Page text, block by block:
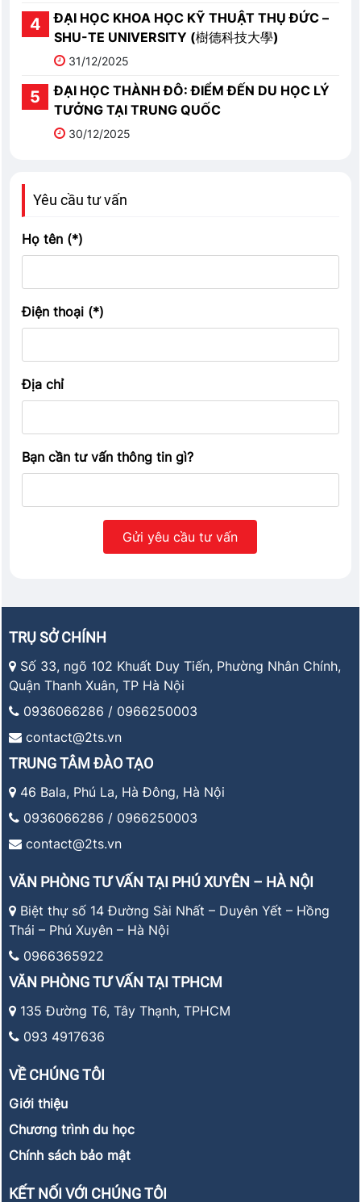
ĐẠI HỌC KHOA HỌC KỸ THUẬT THỤ ĐỨC –
SHU-TE UNIVERSITY (樹德科技大學)
31/12/2025
ĐẠI HỌC THÀNH ĐÔ: ĐIỂM ĐẾN DU HỌC LÝ
TƯỞNG TẠI TRUNG QUỐC
30/12/2025
Yêu cầu tư vấn
Họ tên (*)
Điện thoại (*)
Địa chỉ
Bạn cần tư vấn thông tin gì?
TRỤ SỞ CHÍNH
Số 33, ngõ 102 Khuất Duy Tiến, Phường Nhân Chính,
Quận Thanh Xuân, TP Hà Nội
0936066286 / 0966250003
contact@2ts.vn
TRUNG TÂM ĐÀO TẠO
46 Bala, Phú La, Hà Đông, Hà Nội
0936066286 / 0966250003
contact@2ts.vn
VĂN PHÒNG TƯ VẤN TẠI PHÚ XUYÊN – HÀ NỘI
Biệt thự số 14 Đường Sài Nhất – Duyên Yết – Hồng
Thái – Phú Xuyên – Hà Nội
0966365922
VĂN PHÒNG TƯ VẤN TẠI TPHCM
135 Đường T6, Tây Thạnh, TPHCM
093 4917636
VỀ CHÚNG TÔI
Giới thiệu
Chương trình du học
Chính sách bảo mật
KẾT NỐI VỚI CHÚNG TÔI